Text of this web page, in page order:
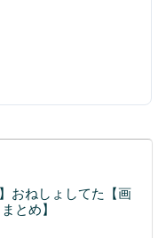
おねしょしてた【画
とめ】